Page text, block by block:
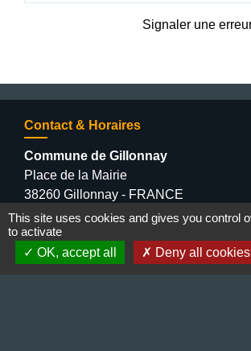
Signaler une
Contact & Horaires
Commune de Gillonnay
Place de la Mairie
38260 Gillonnay - FRANCE
+33 4 74 20 53 44
Contact par formulaire
This site uses cookies and gives you control
to activate
OK, accept all
Deny all cookies